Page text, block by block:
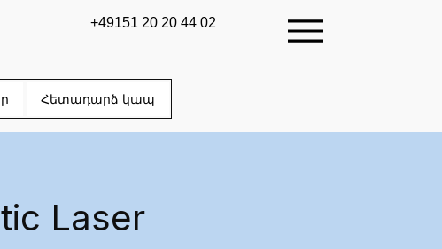
+49151 20 20 44 02
Հետադարձ կապ
Laser